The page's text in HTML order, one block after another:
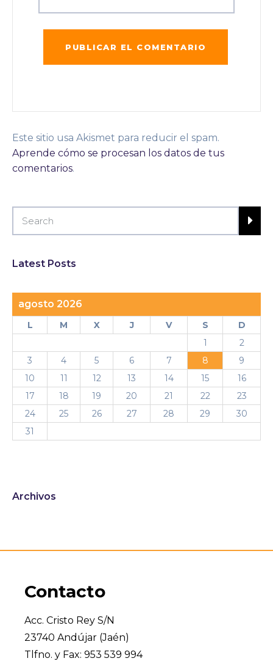
Este sitio usa Akismet para reducir el spam.
Aprende cómo se procesan los datos de tus
comentarios.
Latest Posts
agosto 2026
L M X J V S
D
1
2
3
4 5 6 7 8
9
10
11 12 13 14 15
16
17
18 19 20 21 22
23
24
25 26 27 28 29
30
31
Archivos
Contacto
Acc. Cristo Rey S/N
23740 Andújar (Jaén)
Tlfno. y Fax: 953 539 994